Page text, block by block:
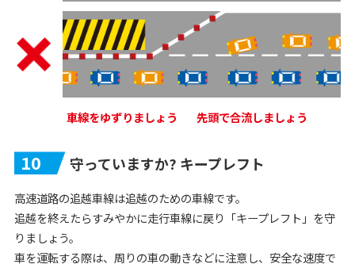
車線をゆずりましょう 先頭で合流しましょう
10 守っていますか? キープレフト
高速道路の追越車線は追越のための車線です。
追越を終えたらすみやかに走行車線に戻り「キープレフト」を守
りましょう。
車を運転する際は、周りの車の動きなどに注意し、安全な速度で